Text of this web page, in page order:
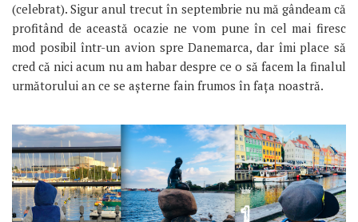
(celebrat). Sigur anul trecut în septembrie nu mă gândeam că
profitând de această ocazie ne vom pune în cel mai firesc
mod posibil într-un avion spre Danemarca, dar îmi place să
cred că nici acum nu am habar despre ce o să facem la finalul
următorului an ce se așterne fain frumos în fața noastră.